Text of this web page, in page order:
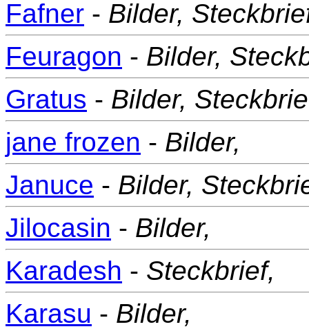
Fafner - Bilder,
Feuragon - Bilder,
Gratus - Bilder,
jane frozen - Bilder,
Januce - Bilder,
Jilocasin - Bilder,
Karadesh - Steckbrief,
Karasu - Bilder,